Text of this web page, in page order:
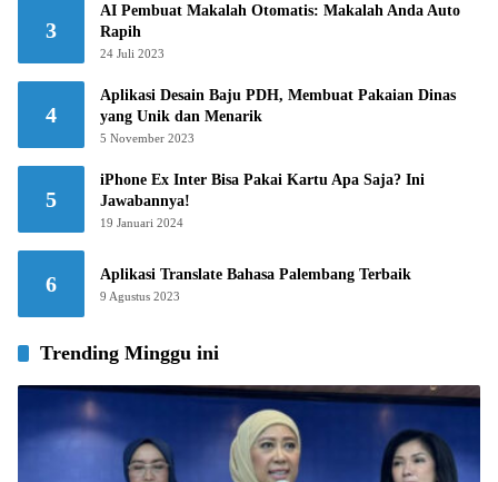
3
AI Pembuat Makalah Otomatis: Makalah Anda Auto
Rapih
24 Juli 2023
4
Aplikasi Desain Baju PDH, Membuat Pakaian Dinas
yang Unik dan Menarik
5 November 2023
5
iPhone Ex Inter Bisa Pakai Kartu Apa Saja? Ini
Jawabannya!
19 Januari 2024
6 Aplikasi Translate Bahasa Palembang Terbaik
9 Agustus 2023
Trending Minggu ini